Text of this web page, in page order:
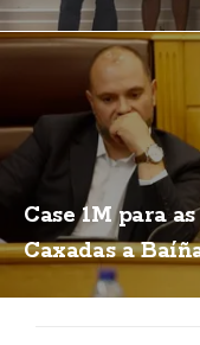
Case 1M para
Caxadas a